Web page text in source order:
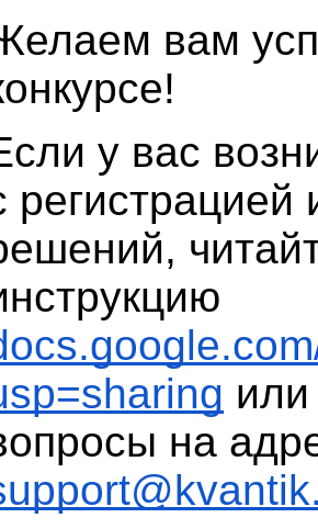
вам
у вас
регистрацией
на